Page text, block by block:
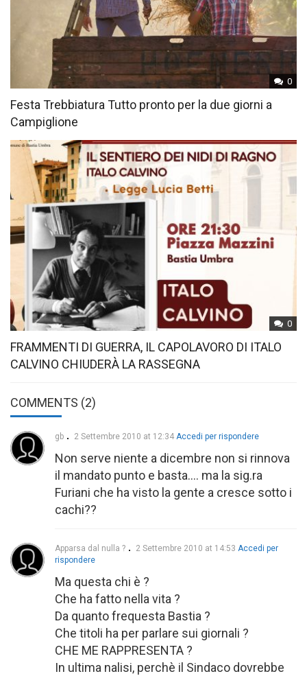
0
Festa Trebbiatura Tutto pronto per la due giorni a
Campiglione
0
FRAMMENTI DI GUERRA, IL CAPOLAVORO DI ITALO
CALVINO CHIUDERÀ LA RASSEGNA
COMMENTS (2)
gb 2 Settembre 2010 at 12:34 Accedi per rispondere
Non serve niente a dicembre non si rinnova
il mandato punto e basta…. ma la sig.ra
Furiani che ha visto la gente a cresce sotto i
cachi??
Apparsa dal nulla ? 2 Settembre 2010 at 14:53 Accedi per
rispondere
Ma questa chi è ?
Che ha fatto nella vita ?
Da quanto frequesta Bastia ?
Che titoli ha per parlare sui giornali ?
CHE ME RAPPRESENTA ?
In ultima nalisi, perchè il Sindaco dovrebbe